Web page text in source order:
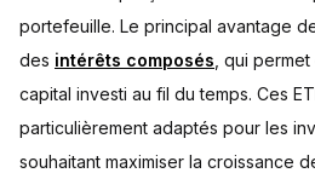
portefeuille. Le principal avantage
des intérêts composés , qui
capital investi au fil du temps. Ces
particulièrement adaptés pour les
souhaitant maximiser la croissance